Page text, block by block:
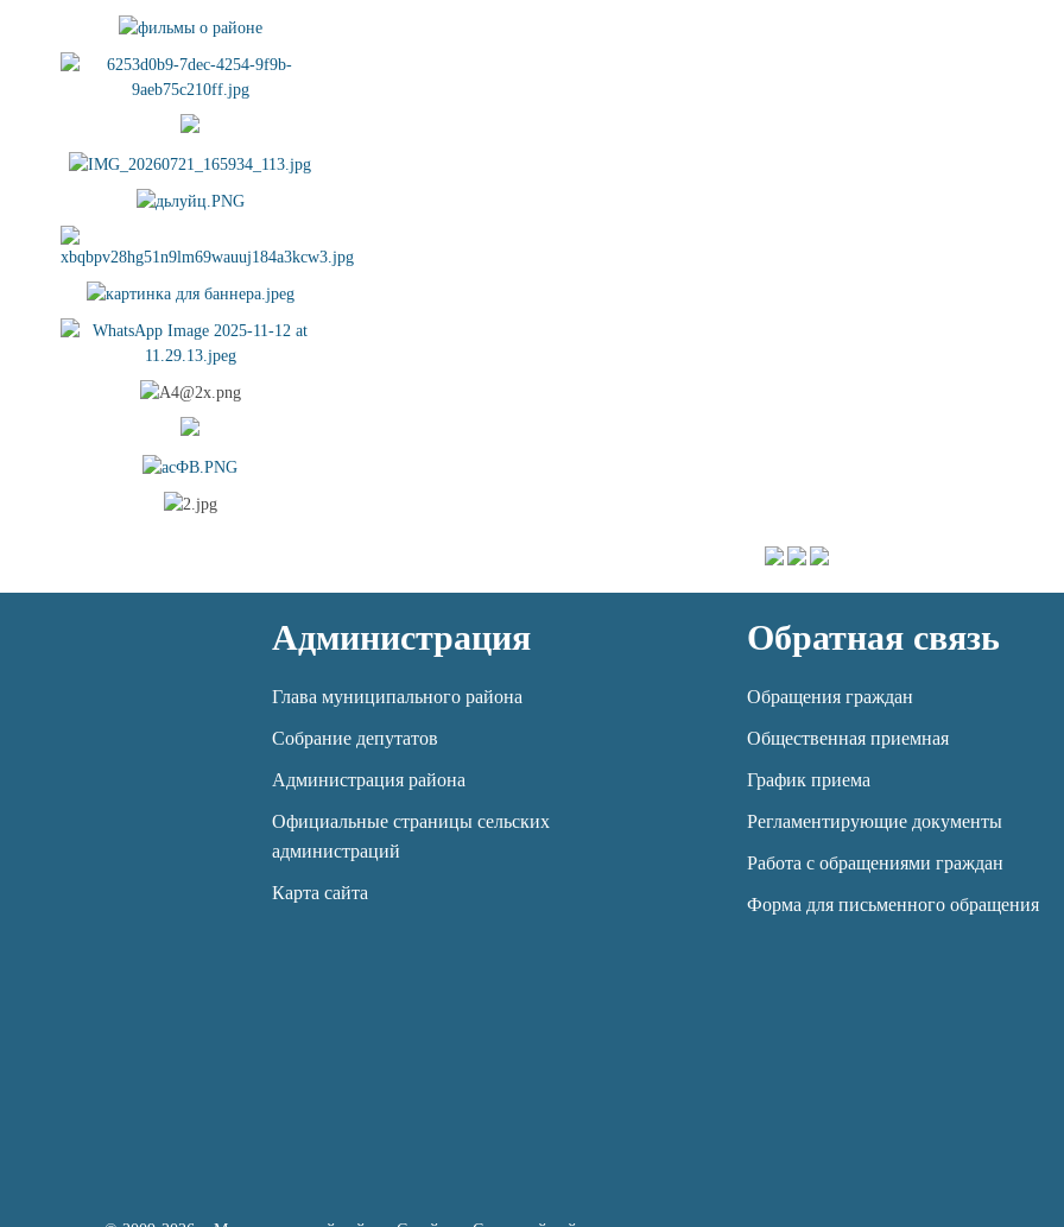
Администрация
Глава муниципального района
Собрание депутатов
Администрация района
Официальные страницы сельских
администраций
Карта сайта
Обратная связь
Обращения граждан
Общественная приемная
График приема
Регламентирующие документы
Работа с обращениями граждан
Форма для письменного обращения